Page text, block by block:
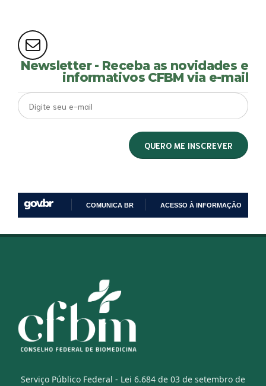
Newsletter - Receba as novidades e
informativos CFBM via e-mail
PARA
COMUNICA BR ACESSO À INFORMAÇÃO
Serviço Público Federal - Lei 6.684 de 03 de setembro de